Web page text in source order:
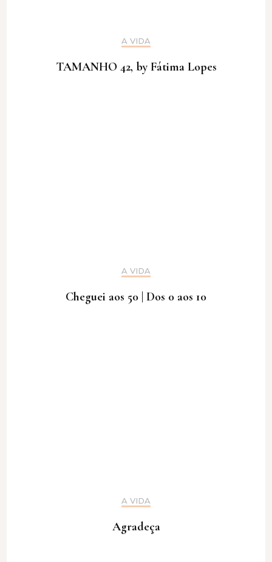
A VIDA
TAMANHO 42, by Fátima Lopes
A VIDA
Cheguei aos 50 | Dos 0 aos 10
A VIDA
Agradeça